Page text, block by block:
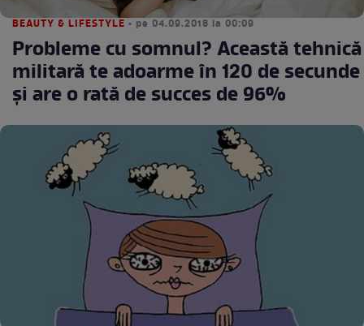
BEAUTY & LIFESTYLE • pe 04.09.2018 la 00:09
Probleme cu somnul? Această tehnică
militară te adoarme în 120 de secunde
și are o rată de succes de 96%